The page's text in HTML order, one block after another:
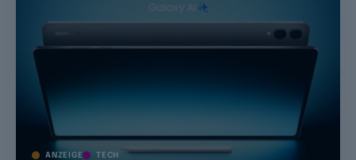
ANZEIGE TECH